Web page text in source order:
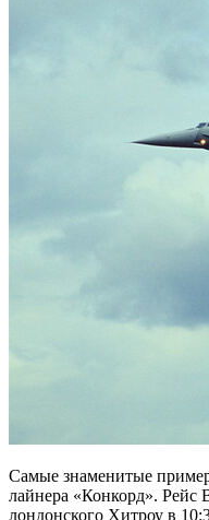
Самые знаменитые
лайнера «Конкорд». Рейс
лондонского Хитроу в